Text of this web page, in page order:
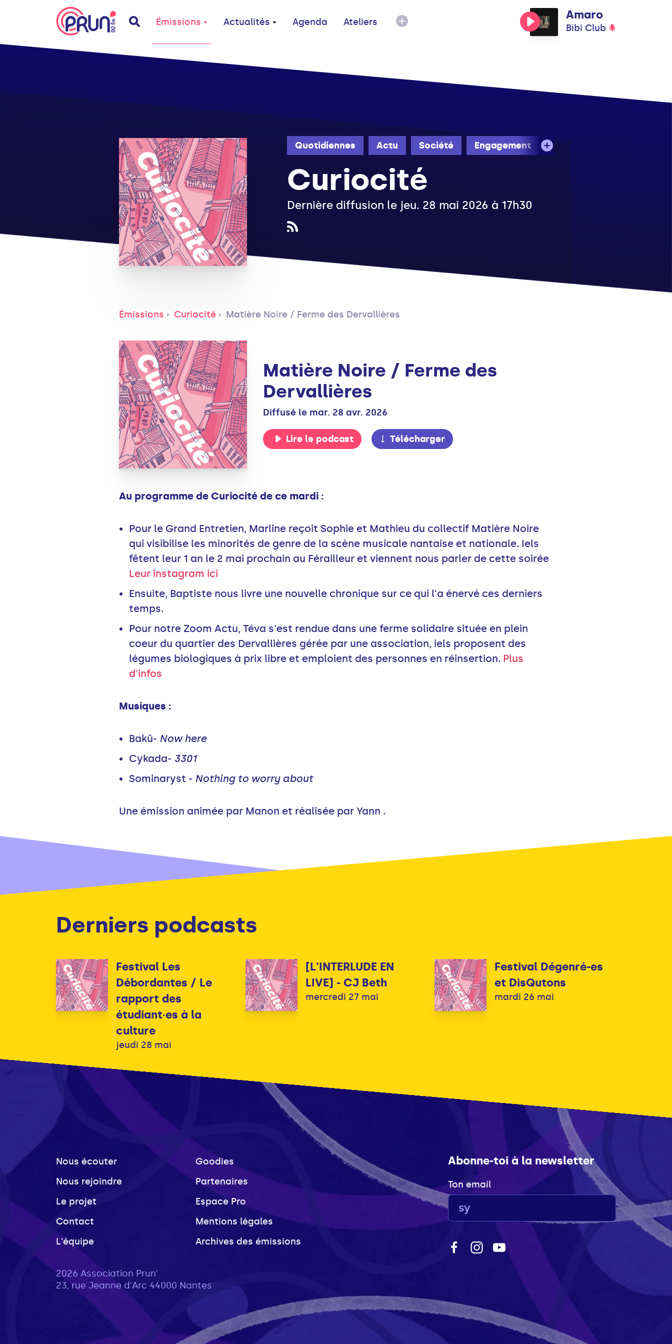
Émissions Actualités Agenda Ateliers
Amaro
Bibi Club
Quotidiennes Actu Société Engagement
Curiocité
Dernière diffusion le jeu. 28 mai 2026 à 17h30
Émissions Curiocité Matière Noire / Ferme des Dervallières
Matière Noire / Ferme des
Dervallières
Diffusé le mar. 28 avr. 2026
Lire le podcast Télécharger
Au programme de Curiocité de ce mardi :
Pour le Grand Entretien, Marline reçoit Sophie et Mathieu du collectif Matière Noire
qui visibilise les minorités de genre de la scène musicale nantaise et nationale. Iels
fêtent leur 1 an le 2 mai prochain au Férailleur et viennent nous parler de cette soirée
Leur instagram ici
Ensuite, Baptiste nous livre une nouvelle chronique sur ce qui l'a énervé ces derniers
temps.
Pour notre Zoom Actu, Téva s'est rendue dans une ferme solidaire située en plein
coeur du quartier des Dervallières gérée par une association, iels proposent des
légumes biologiques à prix libre et emploient des personnes en réinsertion. Plus
d'infos
Musiques :
Bakû- Now here
Cykada- 3301
Sominaryst - Nothing to worry about
Une émission animée par Manon et réalisée par Yann .
Derniers podcasts
Festival Les
Débordantes / Le
rapport des
étudiant·es à la
culture
jeudi 28 mai
[L'INTERLUDE EN
LIVE] - CJ Beth
mercredi 27 mai
Festival Dégenré-es
et DisQutons
mardi 26 mai
Nous écouter
Nous rejoindre
Le projet
Contact
L'équipe
Goodies
Partenaires
Espace Pro
Mentions légales
Archives des émissions
Abonne-toi à la newsletter
Ton email
2026 Association Prun'
23, rue Jeanne d'Arc 44000 Nantes